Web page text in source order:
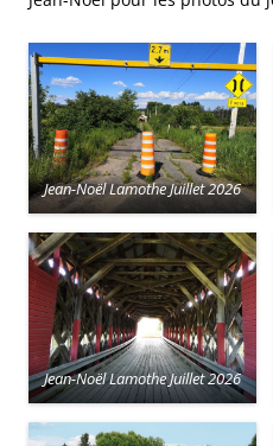
Jean-Noël Lamothe Juillet 2026
Jean-Noël Lamothe Juillet 2026